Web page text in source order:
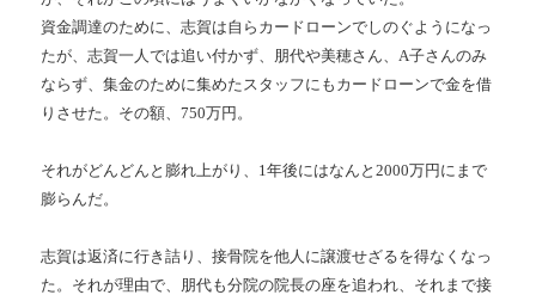
資金調達のために、志賀は自らカードローンでしのぐようになっ
たが、志賀一人では追い付かず、朋代や美穂さん、A子さんのみ
ならず、集金のために集めたスタッフにもカードローンで金を借
りさせた。その額、750万円。
それがどんどんと膨れ上がり、1年後にはなんと2000万円にまで
膨らんだ。
志賀は返済に行き詰り、接骨院を他人に譲渡せざるを得なくなっ
た。それが理由で、朋代も分院の院長の座を追われ、それまで接